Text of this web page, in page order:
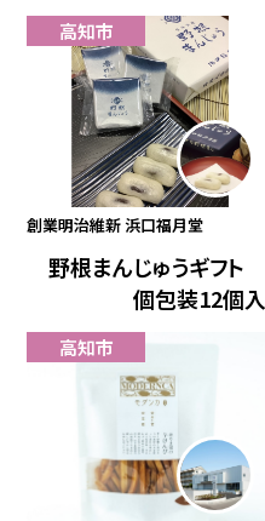
高知市
創業明治維新 浜口福月堂
野根まんじゅうギフト
個包装12個入
高知市